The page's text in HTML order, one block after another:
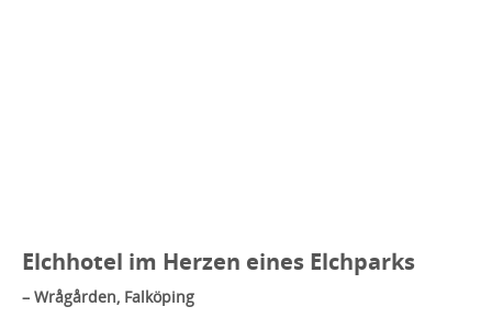
Elchhotel im Herzen eines Elchparks
– Wrågården, Falköping